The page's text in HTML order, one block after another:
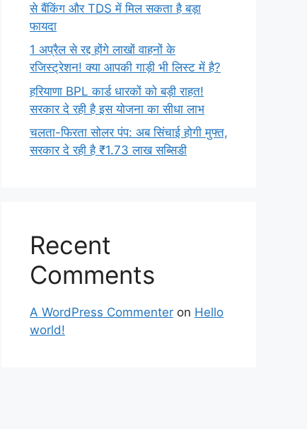
से बैंकिंग और TDS में मिल सकता है बड़ा
फायदा
1 अप्रैल से रद्द होंगे लाखों वाहनों के
रजिस्ट्रेशन! क्या आपकी गाड़ी भी लिस्ट में है?
हरियाणा BPL कार्ड धारकों को बड़ी राहत!
सरकार दे रही है इस योजना का सीधा लाभ
चलता-फिरता सोलर पंप: अब सिंचाई होगी मुफ्त,
सरकार दे रही है ₹1.73 लाख सब्सिडी
Recent
Comments
A WordPress Commenter on Hello
world!